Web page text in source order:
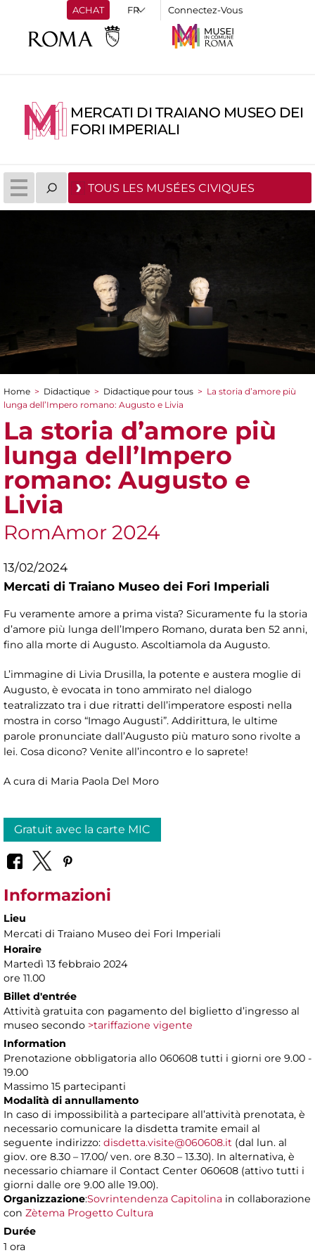
ACHAT Connectez-Vous
MERCATI DI TRAIANO MUSEO DEI
FORI IMPERIALI
TOUS LES MUSÉES CIVIQUES
You are here
Home > Didactique > Didactique pour tous > La storia d’amore più
lunga dell’Impero romano: Augusto e Livia
La storia d’amore più
lunga dell’Impero
romano: Augusto e
Livia
RomAmor 2024
13/02/2024
Mercati di Traiano Museo dei Fori Imperiali
Fu veramente amore a prima vista? Sicuramente fu la storia
d’amore più lunga dell’Impero Romano, durata ben 52 anni,
fino alla morte di Augusto. Ascoltiamola da Augusto.
L’immagine di Livia Drusilla, la potente e austera moglie di
Augusto, è evocata in tono ammirato nel dialogo
teatralizzato tra i due ritratti dell’imperatore esposti nella
mostra in corso “Imago Augusti”. Addirittura, le ultime
parole pronunciate dall’Augusto più maturo sono rivolte a
lei. Cosa dicono? Venite all’incontro e lo saprete!
A cura di Maria Paola Del Moro
Gratuit avec la carte MIC
Informazioni
Lieu
Mercati di Traiano Museo dei Fori Imperiali
Horaire
Martedì 13 febbraio 2024
ore 11.00
Billet d'entrée
Attività gratuita con pagamento del biglietto d’ingresso al
museo secondo >tariffazione vigente
Information
Prenotazione obbligatoria allo 060608 tutti i giorni ore 9.00 -
19.00
Massimo 15 partecipanti
Modalità di annullamento
In caso di impossibilità a partecipare all’attività prenotata, è
necessario comunicare la disdetta tramite email al
seguente indirizzo: disdetta.visite@060608.it (dal lun. al
giov. ore 8.30 – 17.00/ ven. ore 8.30 – 13.30). In alternativa, è
necessario chiamare il Contact Center 060608 (attivo tutti i
giorni dalle ore 9.00 alle 19.00).
Organizzazione:Sovrintendenza Capitolina in collaborazione
con Zètema Progetto Cultura
Durée
1 ora